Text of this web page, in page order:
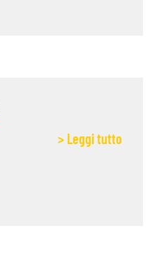
> Leggi tutto